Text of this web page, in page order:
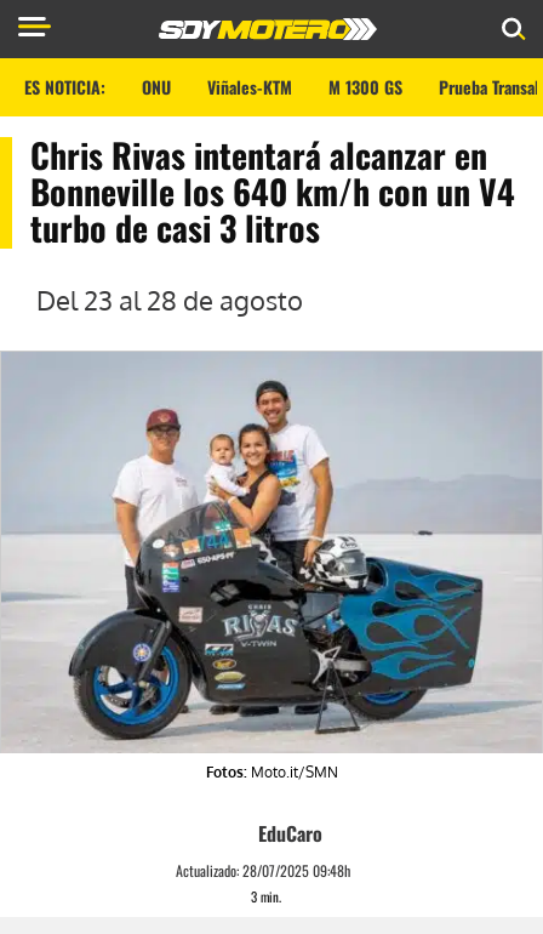
ES NOTICIA: ONU Viñales-KTM M 1300 GS Prueba
Chris Rivas intentará alcanzar en
Bonneville los 640 km/h con un V4
turbo de casi 3 litros
Del 23 al 28 de agosto
Fotos:Moto.it/SMN
EduCaro
Actualizado:28/07/2025 09:48h
3min.